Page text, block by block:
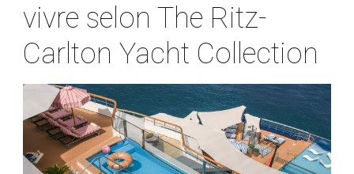
vivre selon The Ritz-
Carlton Yacht Collection